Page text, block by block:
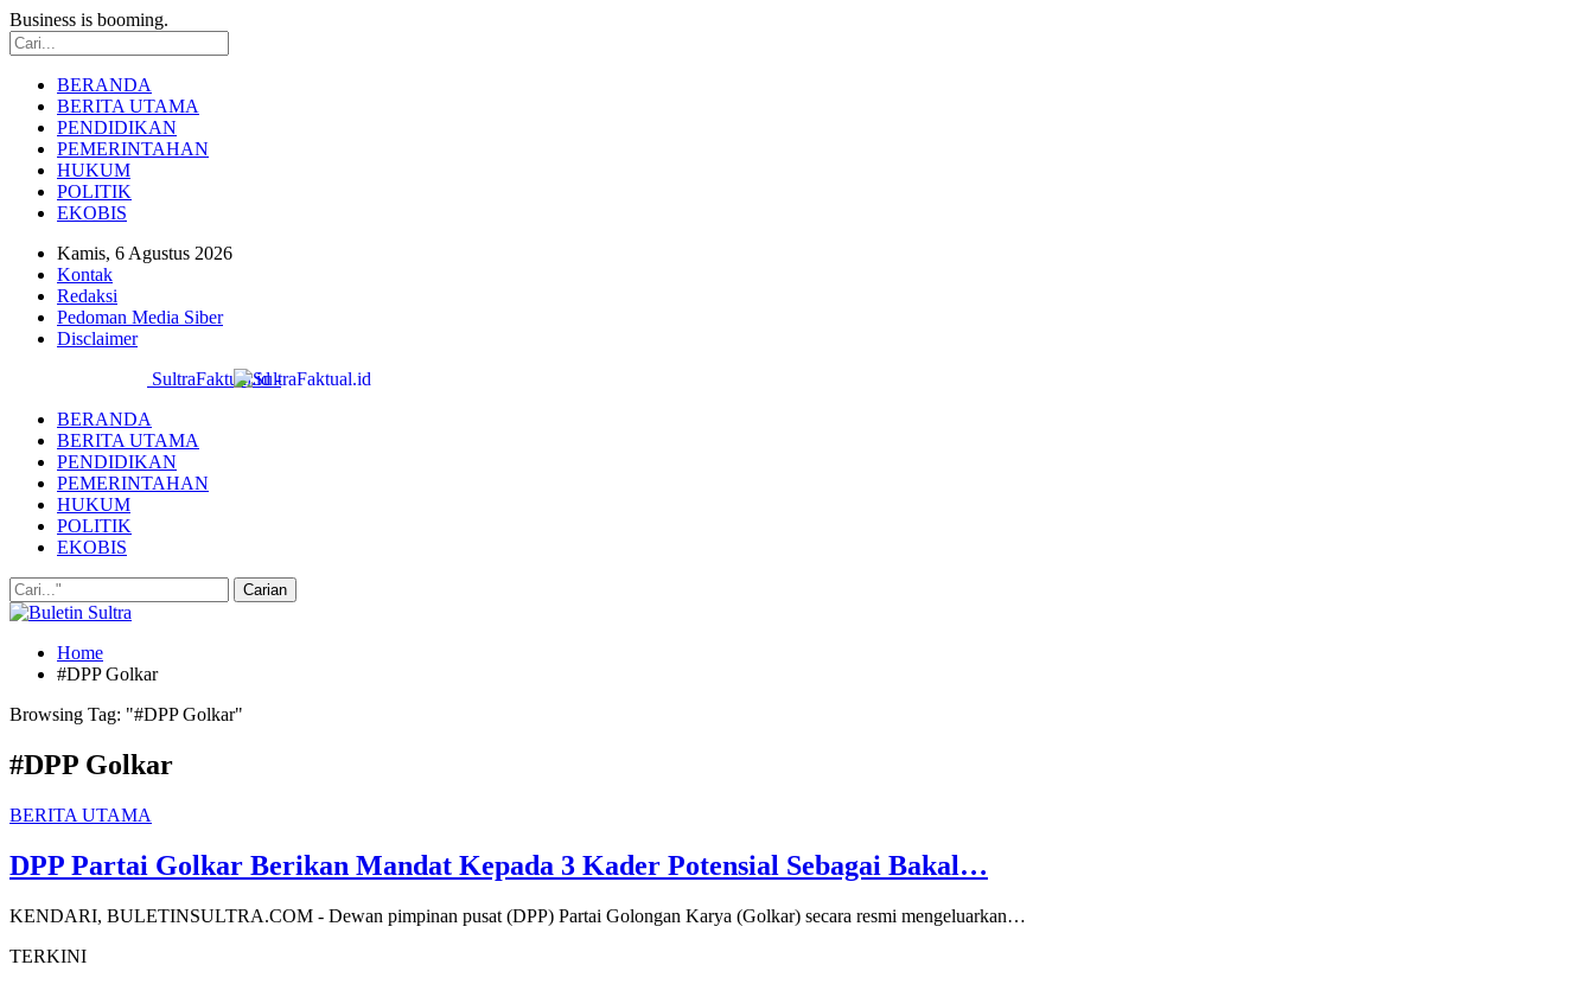
Business is booming.
BERANDA
BERITA UTAMA
PENDIDIKAN
PEMERINTAHAN
HUKUM
POLITIK
EKOBIS
Kamis, 6 Agustus 2026
Kontak
Redaksi
Pedoman Media Siber
Disclaimer
SultraFaktual.id -
BERANDA
BERITA UTAMA
PENDIDIKAN
PEMERINTAHAN
HUKUM
POLITIK
EKOBIS
Home
#DPP Golkar
Browsing Tag: "#DPP Golkar"
#DPP Golkar
BERITA UTAMA
DPP Partai Golkar Berikan Mandat Kepada 3 Kader Potensial Sebagai Bakal…
KENDARI, BULETINSULTRA.COM - Dewan pimpinan pusat (DPP) Partai Golongan Karya (Golkar) secara resmi mengeluarkan…
TERKINI